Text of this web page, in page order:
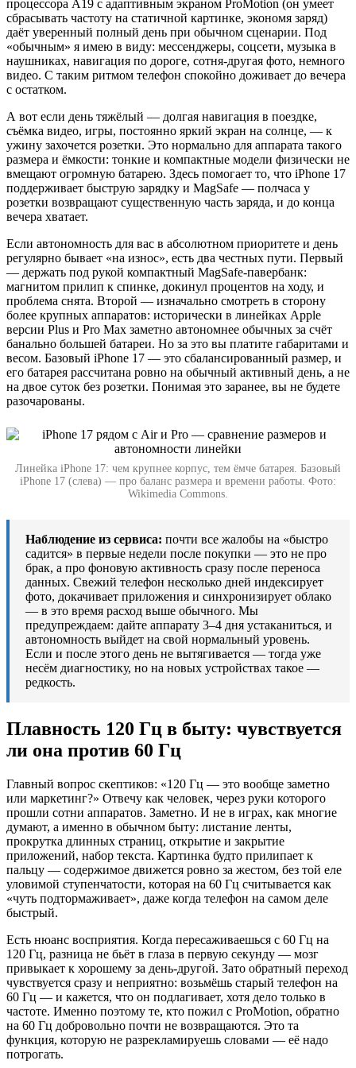
процессора A19 с адаптивным экраном ProMotion (он умеет
сбрасывать частоту на статичной картинке, экономя заряд)
даёт уверенный полный день при обычном сценарии. Под
«обычным» я имею в виду: мессенджеры, соцсети, музыка в
наушниках, навигация по дороге, сотня-другая фото, немного
видео. С таким ритмом телефон спокойно доживает до вечера
с остатком.
А вот если день тяжёлый — долгая навигация в поездке,
съёмка видео, игры, постоянно яркий экран на солнце, — к
ужину захочется розетки. Это нормально для аппарата такого
размера и ёмкости: тонкие и компактные модели физически не
вмещают огромную батарею. Здесь помогает то, что iPhone 17
поддерживает быструю зарядку и MagSafe — полчаса у
розетки возвращают существенную часть заряда, и до конца
вечера хватает.
Если автономность для вас в абсолютном приоритете и день
регулярно бывает «на износ», есть два честных пути. Первый
— держать под рукой компактный MagSafe-павербанк:
магнитом прилип к спинке, докинул процентов на ходу, и
проблема снята. Второй — изначально смотреть в сторону
более крупных аппаратов: исторически в линейках Apple
версии Plus и Pro Max заметно автономнее обычных за счёт
банально большей батареи. Но за это вы платите габаритами и
весом. Базовый iPhone 17 — это сбалансированный размер, и
его батарея рассчитана ровно на обычный активный день, а не
на двое суток без розетки. Понимая это заранее, вы не будете
разочарованы.
Линейка iPhone 17: чем крупнее корпус, тем ёмче батарея. Базовый
iPhone 17 (слева) — про баланс размера и времени работы. Фото:
Wikimedia Commons.
Наблюдение из сервиса: почти все жалобы на «быстро
садится» в первые недели после покупки — это не про
брак, а про фоновую активность сразу после переноса
данных. Свежий телефон несколько дней индексирует
фото, докачивает приложения и синхронизирует облако
— в это время расход выше обычного. Мы
предупреждаем: дайте аппарату 3–4 дня устаканиться, и
автономность выйдет на свой нормальный уровень.
Если и после этого день не вытягивается — тогда уже
несём диагностику, но на новых устройствах такое —
редкость.
Плавность 120 Гц в быту: чувствуется
ли она против 60 Гц
Главный вопрос скептиков: «120 Гц — это вообще заметно
или маркетинг?» Отвечу как человек, через руки которого
прошли сотни аппаратов. Заметно. И не в играх, как многие
думают, а именно в обычном быту: листание ленты,
прокрутка длинных страниц, открытие и закрытие
приложений, набор текста. Картинка будто прилипает к
пальцу — содержимое движется ровно за жестом, без той еле
уловимой ступенчатости, которая на 60 Гц считывается как
«чуть подтормаживает», даже когда телефон на самом деле
быстрый.
Есть нюанс восприятия. Когда пересаживаешься с 60 Гц на
120 Гц, разница не бьёт в глаза в первую секунду — мозг
привыкает к хорошему за день-другой. Зато обратный переход
чувствуется сразу и неприятно: возьмёшь старый телефон на
60 Гц — и кажется, что он подлагивает, хотя дело только в
частоте. Именно поэтому те, кто пожил с ProMotion, обратно
на 60 Гц добровольно почти не возвращаются. Это та
функция, которую не разрекламируешь словами — её надо
потрогать.